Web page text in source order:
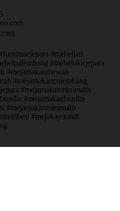
#mebeljati
#mebelukirjepara
#mejamakanmewah
#mejamakanpalembang
#mejamakanminimalis
#mejamakanbundar
#mejamakanminimalis
#mejakayuutuh